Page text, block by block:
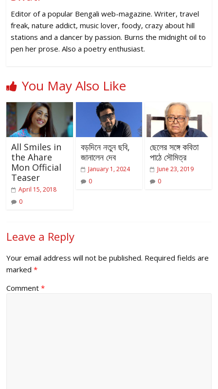
Editor of a popular Bengali web-magazine. Writer, travel
freak, nature addict, music lover, foody, crazy about hill
stations and a dancer by passion. Burns the midnight oil to
pen her prose. Also a poetry enthusiast.
You May Also Like
All Smiles in
the Ahare
Mon Official
Teaser
April 15, 2018
0
বড়দিনে নতুন ছবি,
জানালেন দেব
January 1, 2024
0
ছেলের সঙ্গে কবিতা
পাঠে সৌমিত্র
June 23, 2019
0
Leave a Reply
Your email address will not be published. Required fields are
marked*
Comment*